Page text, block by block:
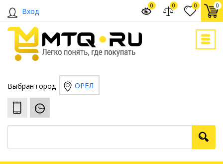
Вход
0 0
0 0
Выбран город ОРЁЛ